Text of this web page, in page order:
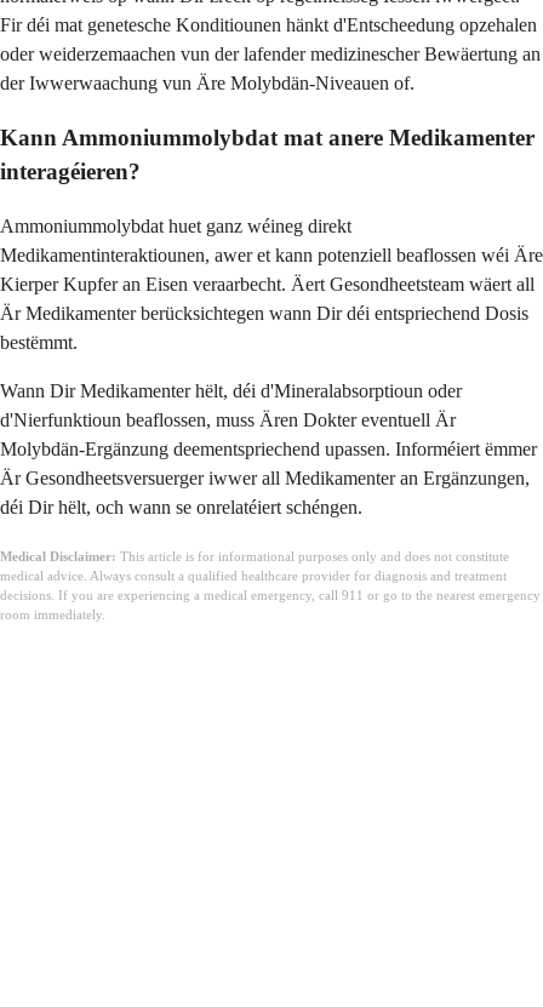
Fir déi mat genetesche Konditiounen hänkt d'Entscheedung opzehalen
oder weiderzemaachen vun der lafender medizinescher Bewäertung an
der Iwwerwaachung vun Äre Molybdän-Niveauen of.
Kann Ammoniummolybdat mat anere Medikamenter
interagéieren?
Ammoniummolybdat huet ganz wéineg direkt
Medikamentinteraktiounen, awer et kann potenziell beaflossen wéi Äre
Kierper Kupfer an Eisen veraarbecht. Äert Gesondheetsteam wäert all
Är Medikamenter berücksichtegen wann Dir déi entspriechend Dosis
bestëmmt.
Wann Dir Medikamenter hëlt, déi d'Mineralabsorptioun oder
d'Nierfunktioun beaflossen, muss Ären Dokter eventuell Är
Molybdän-Ergänzung deementspriechend upassen. Informéiert ëmmer
Är Gesondheetsversuerger iwwer all Medikamenter an Ergänzungen,
déi Dir hëlt, och wann se onrelatéiert schéngen.
Medical Disclaimer: This article is for informational purposes only and does not constitute
medical advice. Always consult a qualified healthcare provider for diagnosis and treatment
decisions. If you are experiencing a medical emergency, call 911 or go to the nearest emergency
room immediately.